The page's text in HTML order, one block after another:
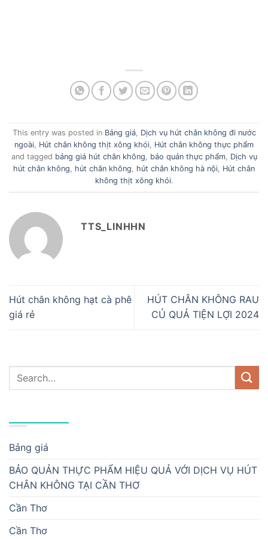
This entry was posted in Bảng giá, Dịch vụ hút chân không đi nước
ngoài, Hút chân không thịt xông khói, Hút chân không thực phẩm
and tagged bảng giá hút chân không, bảo quản thực phẩm, Dịch vụ
hút chân không, hút chân không, hút chân không hà nội, Hút chân
không thịt xông khói.
TTS_LINHHN
Hút chân không hạt cà phê
giá rẻ
HÚT CHÂN KHÔNG RAU
CỦ QUẢ TIỆN LỢI 2024
Bảng giá
BẢO QUẢN THỰC PHẨM HIỆU QUẢ VỚI DỊCH VỤ HÚT
CHÂN KHÔNG TẠI CẦN THƠ
Cần Thơ
Cần Thơ